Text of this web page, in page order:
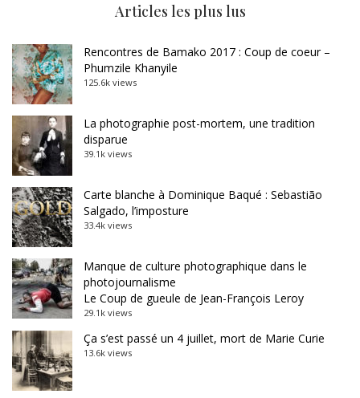
Articles les plus lus
Rencontres de Bamako 2017 : Coup de coeur –
Phumzile Khanyile
125.6k views
La photographie post-mortem, une tradition
disparue
39.1k views
Carte blanche à Dominique Baqué : Sebastião
Salgado, l’imposture
33.4k views
Manque de culture photographique dans le
photojournalisme
Le Coup de gueule de Jean-François Leroy
29.1k views
Ça s’est passé un 4 juillet, mort de Marie Curie
13.6k views